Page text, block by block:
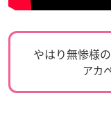
やはり無惨様
アカ